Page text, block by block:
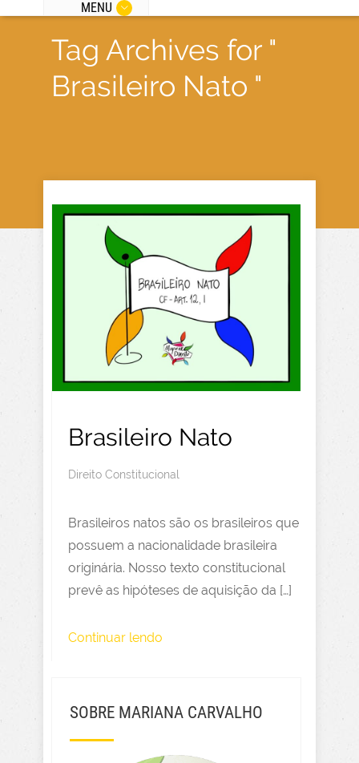
MENU
Tag Archives for "
Brasileiro Nato "
Brasileiro Nato
Direito Constitucional
Brasileiros natos são os brasileiros que
possuem a nacionalidade brasileira
originária. Nosso texto constitucional
prevê as hipóteses de aquisição da […]
Continuar lendo
SOBRE MARIANA CARVALHO